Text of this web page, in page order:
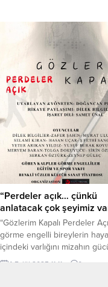
“Perdeler açık… çünkü
anlatacak çok şeyimiz
“Gözlerim Kapalı Perdeler
görme engelli bireylerin
içindeki varlığını mizahın
sahneye taşıyan özel bir
4 Eylül 2025 11:11 0